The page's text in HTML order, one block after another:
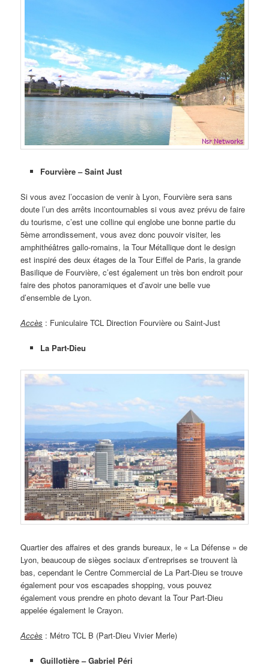
Fourvière – Saint Just
Si vous avez l’occasion de venir à Lyon, Fourvière sera sans
doute l’un des arrêts incontournables si vous avez prévu de faire
du tourisme, c’est une colline qui englobe une bonne partie du
5ème arrondissement, vous avez donc pouvoir visiter, les
amphithéâtres gallo-romains, la Tour Métallique dont le design
est inspiré des deux étages de la Tour Eiffel de Paris, la grande
Basilique de Fourvière, c’est également un très bon endroit pour
faire des photos panoramiques et d’avoir une belle vue
d’ensemble de Lyon.
Accès : Funiculaire TCL Direction Fourvière ou Saint-Just
La Part-Dieu
Quartier des affaires et des grands bureaux, le « La Défense » de
Lyon, beaucoup de sièges sociaux d’entreprises se trouvent là
bas, cependant le Centre Commercial de La Part-Dieu se trouve
également pour vos escapades shopping, vous pouvez
également vous prendre en photo devant la Tour Part-Dieu
appelée également le Crayon.
Accès : Métro TCL B (Part-Dieu Vivier Merle)
Guillotière – Gabriel Péri